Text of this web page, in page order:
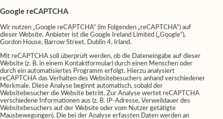
Google reCAPTCHA
Wir nutzen „Google reCAPTCHA“ (im Folgenden „reCAPTCHA“) auf
dieser Website. Anbieter ist die Google Ireland Limited („Google“),
Gordon House, Barrow Street, Dublin 4, Irland.
Mit reCAPTCHA soll überprüft werden, ob die Dateneingabe auf dieser
Website (z. B. in einem Kontaktformular) durch einen Menschen oder
durch ein automatisiertes Programm erfolgt. Hierzu analysiert
reCAPTCHA das Verhalten des Websitebesuchers anhand verschiedener
Merkmale. Diese Analyse beginnt automatisch, sobald der
Websitebesucher die Website betritt. Zur Analyse wertet reCAPTCHA
verschiedene Informationen aus (z. B. IP-Adresse, Verweildauer des
Websitebesuchers auf der Website oder vom Nutzer getätigte
Mausbewegungen). Die bei der Analyse erfassten Daten werden an